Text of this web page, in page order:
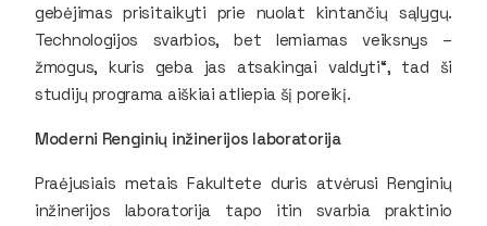
gebėjimas prisitaikyti prie nuolat kintančių sąlygų.
Technologijos svarbios, bet lemiamas veiksnys –
žmogus, kuris geba jas atsakingai valdyti“, tad ši
studijų programa aiškiai atliepia šį poreikį.
Moderni Renginių inžinerijos laboratorija
Praėjusiais metais Fakultete duris atvėrusi Renginių
inžinerijos laboratorija tapo itin svarbia praktinio